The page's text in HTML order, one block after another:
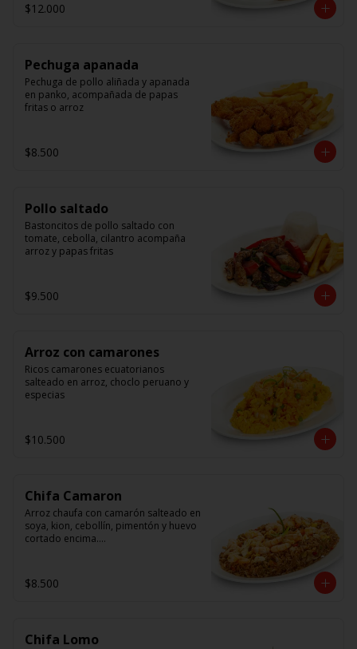
$12.000
Pechuga apanada
Pechuga de pollo aliñada y apanada
en panko, acompañada de papas
fritas o arroz
$8.500
Pollo saltado
Bastoncitos de pollo saltado con
tomate, cebolla, cilantro acompaña
arroz y papas fritas
$9.500
Arroz con camarones
Ricos camarones ecuatorianos
salteado en arroz, choclo peruano y
especias
$10.500
Chifa Camaron
Arroz chaufa con camarón salteado en
soya, kion, cebollín, pimentón y huevo
cortado encima.
soya, cebollín, tomate y cebolla
morada.
$8.500
Chifa Lomo